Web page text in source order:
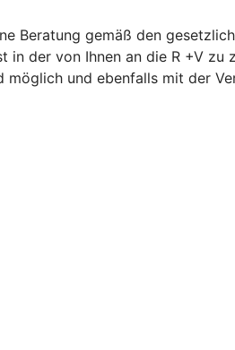
Beratung gemäß den
der von Ihnen an die R +V
und ebenfalls mit der